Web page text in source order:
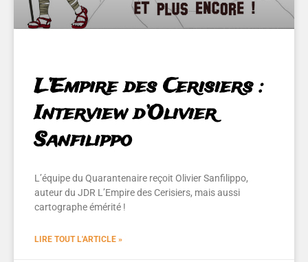
L’Empire des Cerisiers :
Interview d’Olivier
Sanfilippo
L’équipe du Quarantenaire reçoit Olivier Sanfilippo,
auteur du JDR L’Empire des Cerisiers, mais aussi
cartographe émérité !
LIRE TOUT L'ARTICLE »